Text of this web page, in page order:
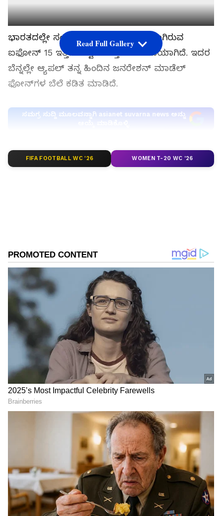
ಭಾರತದಲ್ಲೇ ಸಂಪೂರ್ಣವಾಗಿ ಉತ್ಪಾದನೆಯಾಗಿರುವ
ಐಫೋನ್ 15 ಇತ್ತೀಚೆಗಷ್ಟೇ ಜಗತ್ತಿಗೆ ಬಿಡುಗಡೆಯಾಗಿದೆ. ಇದರ
ಬೆನ್ನಲ್ಲೇ ಆ್ಯಪಲ್ ತನ್ನ ಹಿಂದಿನ ಜನರೇಶನ್ ಮಾಡೆಲ್
ಫೋನ್‌ಗಳ ಬೆಲೆ ಕಡಿತ ಮಾಡಿದೆ.
ಸಮಗ್ರ ಸುದ್ದಿ ಮೂಲವನ್ನಾಗಿ asianet suvarna news ಅನ್ನು
2
8
ವೇರಿಯೆಂಟ್ ಮೇಲೆ ಬೆಲೆ ಕಡಿತಗೊಳಿಸಿದೆ. ದುಬಾರಿ ಬೆಲೆಯ
ಐಫೋನ್ ಇದೀಗ ಕೈಗೆಟುಕವ ದರದಲ್ಲಿ ಲಭ್ಯವಿದೆ. ಈ ಆಫರ್
ಕೆಲ ದಿನದಗಳ ಮಾತ್ರ ಇರಲಿದೆ.
Read Full Gallery
FIFA FOOTBALL WC '26 WOMEN T-20 WC '26